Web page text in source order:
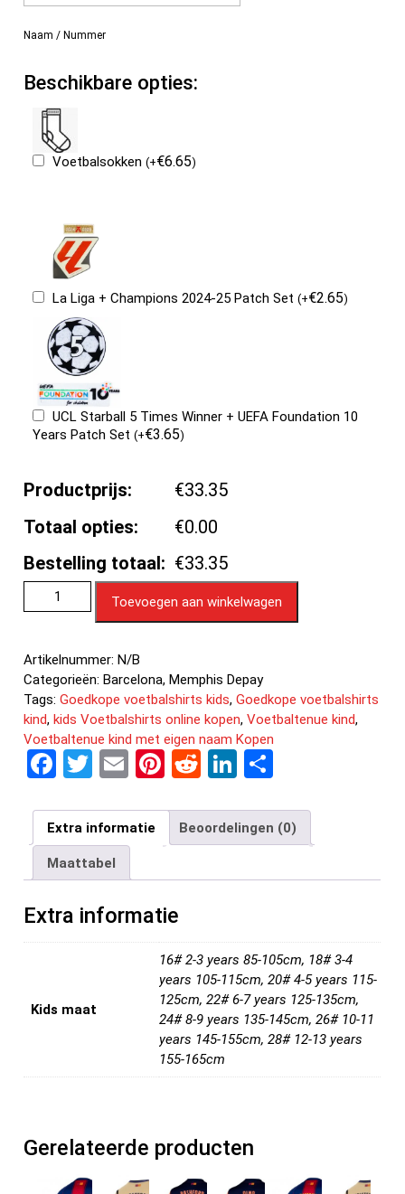
Naam / Nummer
Beschikbare opties:
Voetbalsokken(+€6.65)
La Liga + Champions 2024-25 Patch Set(+€2.65)
UCL Starball 5 Times Winner + UEFA Foundation 10
Years Patch Set(+€3.65)
Productprijs:
€33.35
Totaal opties:
€0.00
Bestelling totaal: €33.35
Toevoegen aan winkelwagen
Artikelnummer: N/B
Categorieën: Barcelona, Memphis Depay
Tags:Goedkope voetbalshirts kids,Goedkope voetbalshirts
kind, kids Voetbalshirts online kopen,Voetbaltenue kind,
Voetbaltenue kind met eigen naam Kopen
F
ce
b
o
o
k
T
tt
er
E
ail
Pi
er
es
t
R
d
di
t
Li
ke
dI
n
e
n
Extra informatie Beoordelingen (0)
Maattabel
Extra informatie
Kids maat
16# 2-3 years 85-105cm, 18# 3-4
years 105-115cm, 20# 4-5 years 115-
125cm, 22# 6-7 years 125-135cm,
24# 8-9 years 135-145cm, 26# 10-11
years 145-155cm, 28# 12-13 years
155-165cm
Gerelateerde producten